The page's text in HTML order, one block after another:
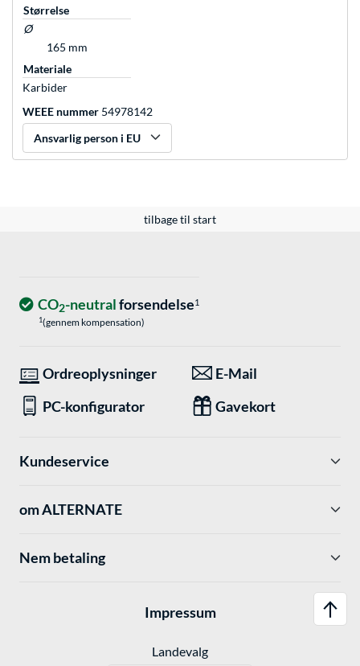
Størrelse
Ø
165 mm
Materiale
Karbider
WEEE nummer 54978142
Ansvarlig person i EU
tilbage til start
CO2-neutralforsendelse1
1(gennem kompensation)
Ordreoplysninger
E-Mail
PC-konfigurator
Gavekort
Kundeservice
om ALTERNATE
Nem betaling
Impressum
Landevalg